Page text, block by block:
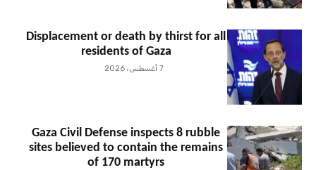
Displacement or death by thirst for all
residents of Gaza
7 أغسطس، 2026
Gaza Civil Defense inspects 8 rubble
sites believed to contain the remains
of 170 martyrs